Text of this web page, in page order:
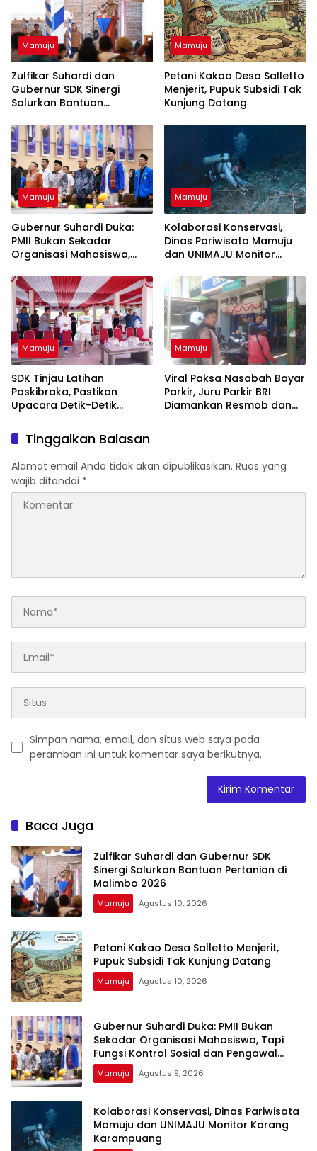
Mamuju
Zulfikar Suhardi dan
Gubernur SDK Sinergi
Salurkan Bantuan
Mamuju
Petani Kakao Desa Salletto
Menjerit, Pupuk Subsidi Tak
Kunjung Datang
Mamuju
Gubernur Suhardi Duka:
PMII Bukan Sekadar
Organisasi Mahasiswa,
dan Pengawal Kebijakan
Mamuju
Kolaborasi Konservasi,
Dinas Pariwisata Mamuju
dan UNIMAJU Monitor
Mamuju
SDK Tinjau Latihan
Paskibraka, Pastikan
Upacara Detik-Detik
Khidmat
Mamuju
Viral Paksa Nasabah Bayar
Parkir, Juru Parkir BRI
Diamankan Resmob dan
Tinggalkan Balasan
Alamat email Anda tidak akan dipublikasikan. Ruas yang
wajib ditandai *
Simpan nama, email, dan situs web saya pada
peramban ini untuk komentar saya berikutnya.
Baca Juga
Zulfikar Suhardi dan Gubernur SDK
Sinergi Salurkan Bantuan Pertanian di
Malimbo 2026
Mamuju Agustus 10, 2026
Petani Kakao Desa Salletto Menjerit,
Pupuk Subsidi Tak Kunjung Datang
Mamuju Agustus 10, 2026
Gubernur Suhardi Duka: PMII Bukan
Sekadar Organisasi Mahasiswa, Tapi
Fungsi Kontrol Sosial dan Pengawal
Kebijakan
Mamuju Agustus 9, 2026
Kolaborasi Konservasi, Dinas Pariwisata
Mamuju dan UNIMAJU Monitor Karang
Karampuang